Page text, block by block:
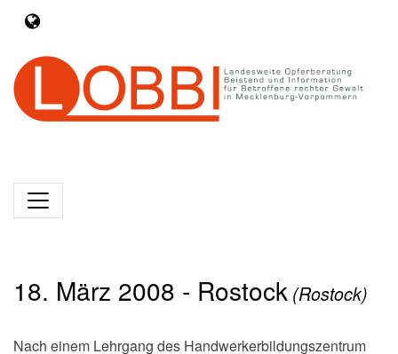
18. März 2008 - Rostock (Rostock)
Nach einem Lehrgang des Handwerkerbildungszentrum